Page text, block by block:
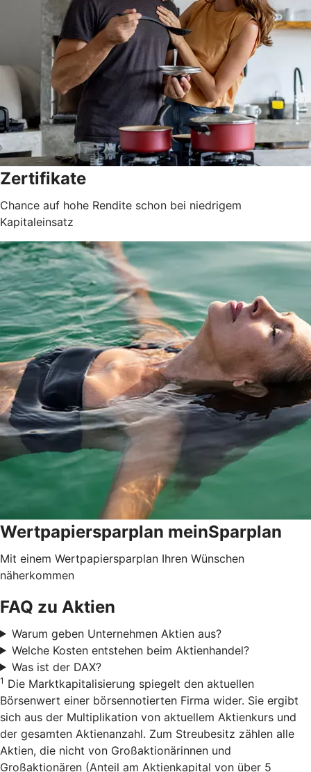
Zertifikate
Chance auf hohe Rendite schon bei niedrigem
Kapitaleinsatz
Wertpapiersparplan meinSparplan
Mit einem Wertpapiersparplan Ihren Wünschen
näherkommen
FAQ zu Aktien
Warum geben Unternehmen Aktien aus?
Welche Kosten entstehen beim Aktienhandel?
Was ist der DAX?
1 Die Marktkapitalisierung spiegelt den aktuellen
Börsenwert einer börsennotierten Firma wider. Sie ergibt
sich aus der Multiplikation von aktuellem Aktienkurs und
der gesamten Aktienanzahl. Zum Streubesitz zählen alle
Aktien, die nicht von Großaktionärinnen und
Großaktionären (Anteil am Aktienkapital von über 5